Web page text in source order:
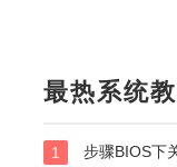
最热系统
1 步骤BIOS下